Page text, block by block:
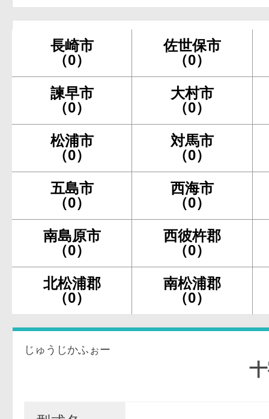
長崎市
（0）
佐世保市
（0）
諫早市
（0）
大村市
（0）
松浦市
（0）
対馬市
（0）
五島市
（0）
西海市
（0）
南島原市
（0）
西彼杵郡
（0）
北松浦郡
（0）
南松浦郡
（0）
じゅうじかふぉー
十字